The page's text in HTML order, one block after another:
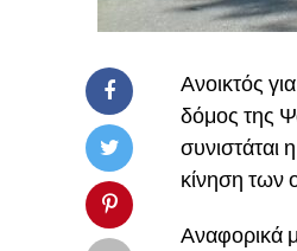
Ανοικτός
δόμος της
συνιστάται
κίνηση των
Αναφορικά